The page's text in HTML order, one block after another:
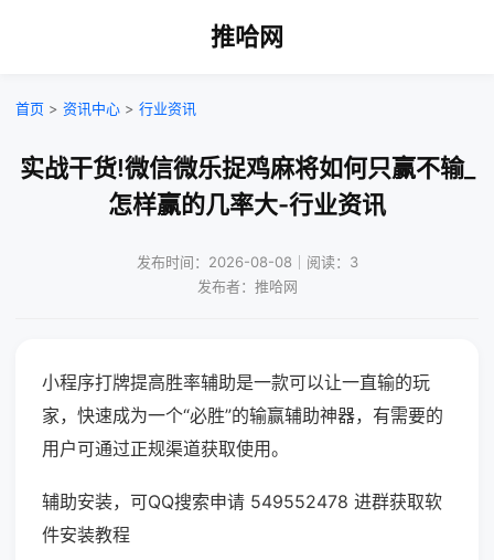
推哈网
首页 > 资讯中心 > 行业资讯
实战干货!微信微乐捉鸡麻将如何只赢不输_
怎样赢的几率大-行业资讯
发布时间：2026-08-08｜阅读：3
发布者：推哈网
小程序打牌提高胜率辅助是一款可以让一直输的玩
家，快速成为一个“必胜”的输赢辅助神器，有需要的
用户可通过正规渠道获取使用。
辅助安装，可QQ搜索申请 549552478 进群获取软
件安装教程